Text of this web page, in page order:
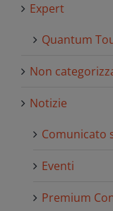
Expert
Quantum
Non
Notizie
Comunicato
Eventi
Premium